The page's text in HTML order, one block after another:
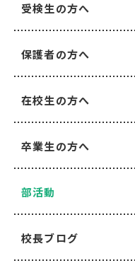
受検生の方へ
保護者の方へ
在校生の方へ
卒業生の方へ
部活動
校長ブログ